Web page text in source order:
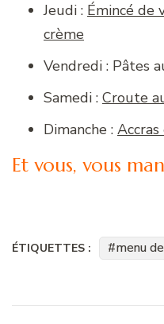
Jeudi : Émincé de
crème
Vendredi : Pâtes
Samedi : Croute
Dimanche :
Et vous, vous
ÉTIQUETTES : menu